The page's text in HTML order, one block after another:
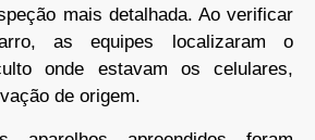
mais detalhada. Ao verificar
as equipes localizaram o
onde estavam os celulares,
de origem.